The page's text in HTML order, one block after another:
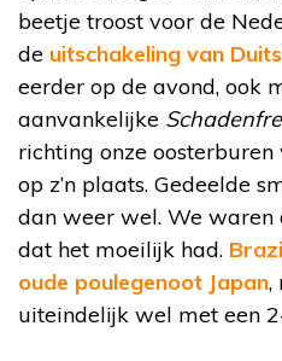
beetje troost voor de
de uitschakeling van
eerder op de avond, ook
aanvankelijke
richting onze
op z’n plaats. Gedeelde
dan weer wel. We waren
dat het moeilijk had.
oude poulegenoot Japan,
uiteindelijk wel met een